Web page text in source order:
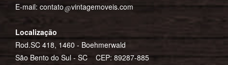
E-mail: contato vintagemoveis.com
Localização
Rod.SC 418, 1460 - Boehmerwald
São Bento do Sul - SC CEP: 89287-885